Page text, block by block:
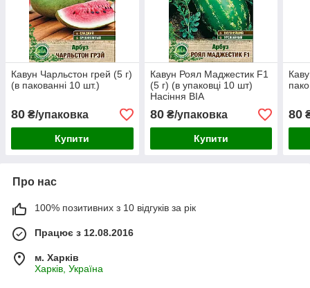
Кавун Чарльстон грей (5 г)
(в пакованні 10 шт.)
80 ₴/упаковка
Купити
Кавун Роял Маджестик F1
(5 г) (в упаковці 10 шт)
Насіння ВІА
80₴/упаковка
Купити
80
Про нас
100% позитивних з 10 відгуків за рік
Працює з 12.08.2016
м. Харків
Харків, Україна